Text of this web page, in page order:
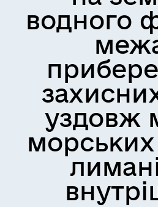
водного
уздовж
морських